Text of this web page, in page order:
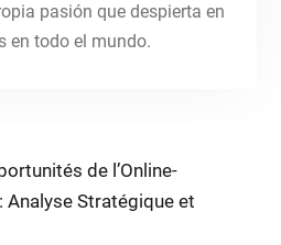
pasión que despierta en
en todo el mundo.
de l’Online-
Analyse Stratégique et